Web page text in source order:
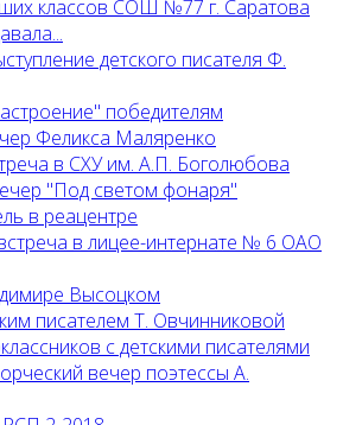
классов СОШ №77 г. Саратова
детского писателя Ф.
победителям
Феликса Маляренко
в СХУ им. А.П. Боголюбова
"Под светом фонаря"
в реацентре
в лицее-интернате № 6 ОАО
Высоцком
писателем Т. Овчинниковой
с детскими писателями
вечер поэтессы А.